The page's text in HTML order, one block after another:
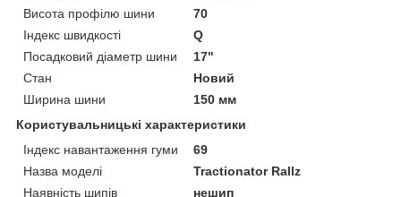
Висота профілю шини
70
Індекс швидкості
Q
Посадковий діаметр шини
17"
Стан
Новий
Ширина шини
150 мм
Користувальницькі характеристики
Індекс навантаження гуми
69
Назва моделі
Tractionator Rallz
Наявність шипів
нешип